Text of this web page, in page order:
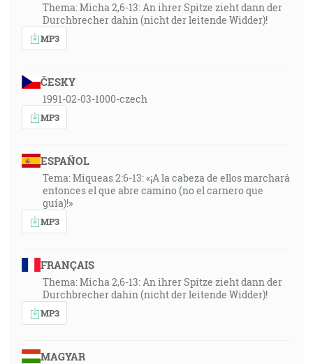
Thema: Micha 2,6-13: An ihrer Spitze zieht dann der
Durchbrecher dahin (nicht der leitende Widder)!
MP3
ČESKY
1991-02-03-1000-czech
MP3
ESPAÑOL
Tema: Miqueas 2:6-13: «¡A la cabeza de ellos marchará
entonces el que abre camino (no el carnero que
guía)!»
MP3
FRANÇAIS
Thema: Micha 2,6-13: An ihrer Spitze zieht dann der
Durchbrecher dahin (nicht der leitende Widder)!
MP3
MAGYAR